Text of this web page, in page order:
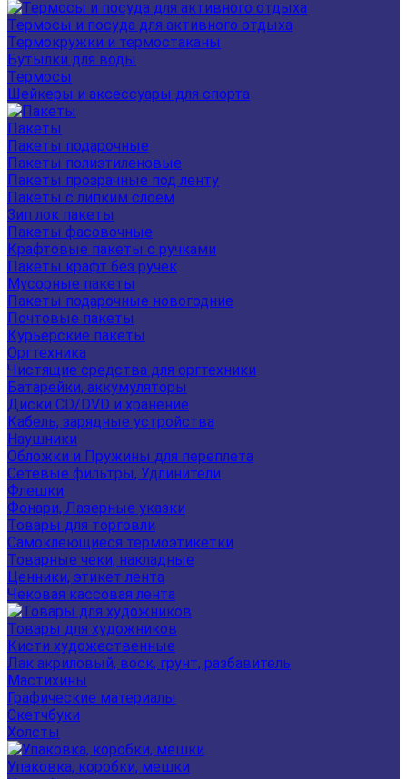
Термосы и посуда для активного отдыха
Термокружки и термостаканы
Бутылки для воды
Термосы
Шейкеры и аксессуары для спорта
Пакеты
Пакеты подарочные
Пакеты полиэтиленовые
Пакеты прозрачные под ленту
Пакеты с липким слоем
Зип лок пакеты
Пакеты фасовочные
Крафтовые пакеты с ручками
Пакеты крафт без ручек
Мусорные пакеты
Пакеты подарочные новогодние
Почтовые пакеты
Курьерские пакеты
Оргтехника
Чистящие средства для оргтехники
Батарейки, аккумуляторы
Диски CD/DVD и хранение
Кабель, зарядные устройства
Наушники
Обложки и Пружины для переплета
Сетевые фильтры, Удлинители
Флешки
Фонари, Лазерные указки
Товары для торговли
Самоклеющиеся термоэтикетки
Товарные чеки, накладные
Ценники, этикет лента
Чековая кассовая лента
Товары для художников
Кисти художественные
Лак акриловый, воск, грунт, разбавитель
Мастихины
Графические материалы
Скетчбуки
Холсты
Упаковка, коробки, мешки